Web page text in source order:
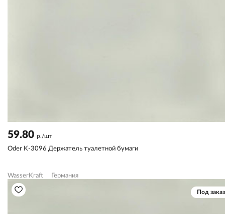
59.80 р./шт
Oder K-3096 Держатель туалетной бумаги
WasserKraft Германия
Под заказ